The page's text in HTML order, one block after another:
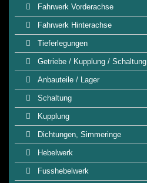
Fahrwerk Vorderachse
Fahrwerk Hinterachse
Tieferlegungen
Getriebe / Kupplung / Schaltung
Anbauteile / Lager
Schaltung
Kupplung
Dichtungen, Simmeringe
Hebelwerk
Fusshebelwerk